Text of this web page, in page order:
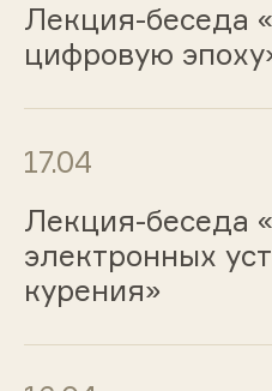
Лекция-беседа
цифровую
17.04
Лекция-беседа
электронных
курения»